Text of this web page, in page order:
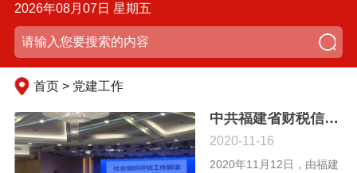
2026年08月07日 星期五
首页 > 党建工作
中共福建省财税信息协会支部参加社会组织党建大讲堂——2020年社会组织评估工作解读培训班
2020-11-16
2020年11月12日，由福建